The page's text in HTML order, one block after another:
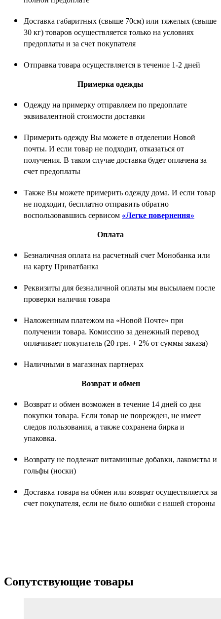
Доставка габаритных (свыше 70см) или тяжелых (свыше
30 кг) товаров осуществляется только на условиях
предоплаты и за счет покупателя
Отправка товара осуществляется в течение 1-2 дней
Примерка одежды
Одежду на примерку отправляем по предоплате
эквивалентной стоимости доставки
Примерить одежду Вы можете в отделении Новой
почты. И если товар не подходит, отказаться от
получения. В таком случае доставка будет оплачена за
счет предоплаты
Также Вы можете примерить одежду дома. И если товар
не подходит, бесплатно отправить обратно
воспользовавшись сервисом «Легке повернення»
Оплата
Безналичная оплата на расчетный счет Монобанка или
на карту Приватбанка
Реквизиты для безналичной оплаты мы высылаем после
проверки наличия товара
Наложенным платежом на «Новой Почте» при
получении товара. Комиссию за денежный перевод
оплачивает покупатель (20 грн. + 2% от суммы заказа)
Наличными в магазинах партнерах
Возврат и обмен
Возврат и обмен возможен в течение 14 дней со дня
покупки товара. Если товар не поврежден, не имеет
следов пользования, а также сохранена бирка и
упаковка.
Возврату не подлежат витаминные добавки, лакомства и
гольфы (носки)
Доставка товара на обмен или возврат осуществляется за
счет покупателя, если не было ошибки с нашей стороны
Сопутствующие товары